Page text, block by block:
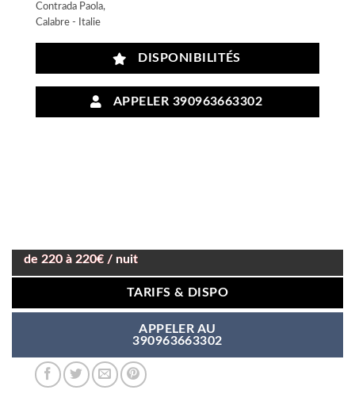
Contrada Paola,
Calabre - Italie
DISPONIBILITÉS
APPELER 390963663302
de 220 à 220€ / nuit
TARIFS & DISPO
APPELER AU
390963663302